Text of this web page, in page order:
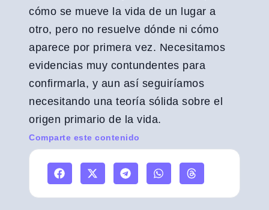
cómo se mueve la vida de un lugar a
otro, pero no resuelve dónde ni cómo
aparece por primera vez. Necesitamos
evidencias muy contundentes para
confirmarla, y aun así seguiríamos
necesitando una teoría sólida sobre el
origen primario de la vida.
Comparte este contenido